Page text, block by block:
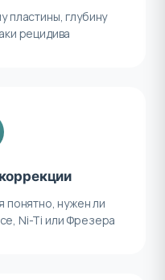
пластины, глубину
рецидива
понятно, нужен ли
Ni-Ti или Фрезера